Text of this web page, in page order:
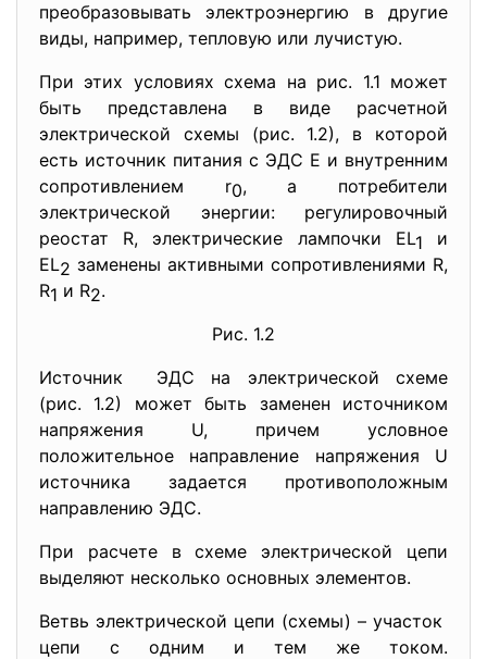
преобразовывать электроэнергию в другие
виды, например, тепловую или лучистую.
При этих условиях схема на рис. 1.1 может
быть представлена в виде расчетной
электрической схемы (рис. 1.2), в которой
есть источник питания с ЭДС E и внутренним
сопротивлением r0, а потребители
электрической энергии: регулировочный
реостат R, электрические лампочки EL1 и
EL2 заменены активными сопротивлениями R,
R1 и R2.
Рис. 1.2
Источник ЭДС на электрической схеме
(рис. 1.2) может быть заменен источником
напряжения U, причем условное
положительное направление напряжения U
источника задается противоположным
направлению ЭДС.
При расчете в схеме электрической цепи
выделяют несколько основных элементов.
Ветвь электрической цепи (схемы) – участок
цепи с одним и тем же током.